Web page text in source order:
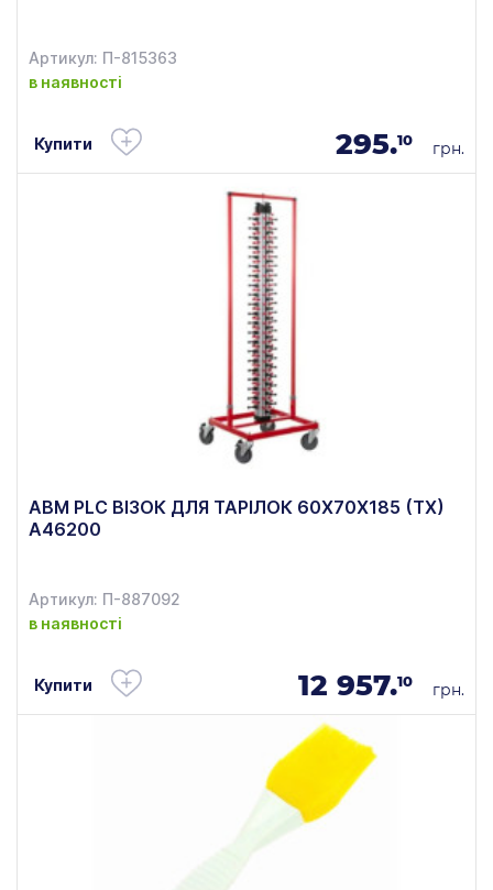
Артикул: П-815363
в наявності
Купити 295.10 грн.
ABM PLC ВІЗОК ДЛЯ ТАРІЛОК 60X70X185 (ТХ)
A46200
Артикул: П-887092
в наявності
Купити 12 957.10 грн.